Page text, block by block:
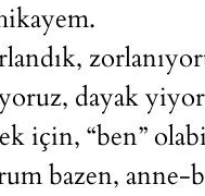
dayak
için, “ben”
bazen, anne-